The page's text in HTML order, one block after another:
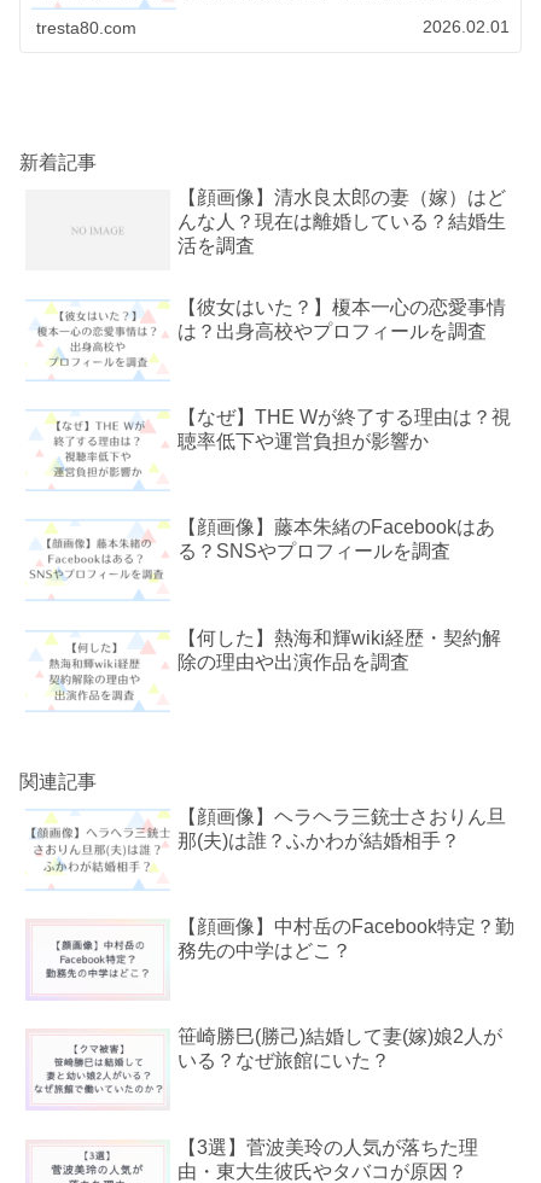
tresta80.com 2026.02.01
新着記事
【顔画像】清水良太郎の妻（嫁）はど
んな人？現在は離婚している？結婚生
活を調査
【彼女はいた？】榎本一心の恋愛事情
は？出身高校やプロフィールを調査
【なぜ】THE Wが終了する理由は？視
聴率低下や運営負担が影響か
【顔画像】藤本朱緒のFacebookはあ
る？SNSやプロフィールを調査
【何した】熱海和輝wiki経歴・契約解
除の理由や出演作品を調査
関連記事
【顔画像】ヘラヘラ三銃士さおりん旦
那(夫)は誰？ふかわが結婚相手？
【顔画像】中村岳のFacebook特定？勤
務先の中学はどこ？
笹崎勝巳(勝己)結婚して妻(嫁)娘2人が
いる？なぜ旅館にいた？
【3選】菅波美玲の人気が落ちた理
由・東大生彼氏やタバコが原因？